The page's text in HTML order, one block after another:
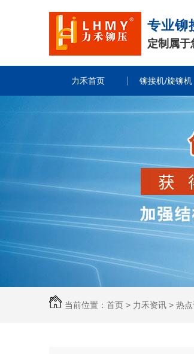
专业铆
定制属于
力禾首页 铆接机/旋铆机
当前位置： 首页 > 力禾资讯 > 热